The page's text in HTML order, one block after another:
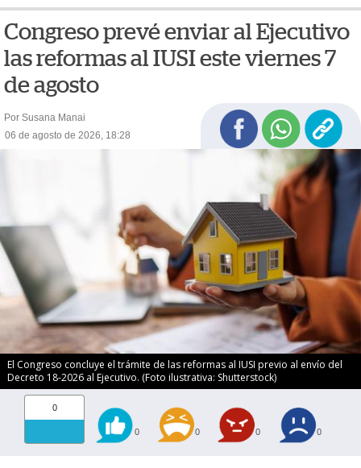
Congreso prevé enviar al Ejecutivo
las reformas al IUSI este viernes 7
de agosto
Por Susana Manai
06 de agosto de 2026, 18:28
El Congreso concluye el trámite de las reformas al IUSI previo al envío del
Decreto 18-2026 al Ejecutivo. (Foto ilustrativa: Shutterstock)
0
0 0 0 0